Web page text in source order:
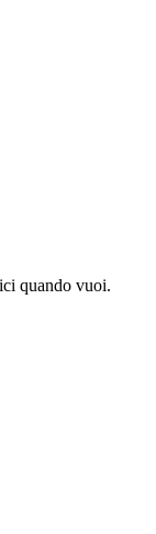
quando vuoi.